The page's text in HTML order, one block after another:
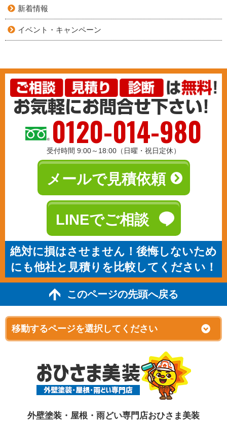
新着情報
イベント・キャンペーン
0120-014-980
受付時間 9:00～18:00（日曜・祝日定休）
メールで見積依頼
LINEでご相談
絶対に損はさせません！後悔しないため
にも他社と見積りを比較してください！
このページの先頭へ戻る
外壁塗装・屋根・雨どい専門店おひさま美装